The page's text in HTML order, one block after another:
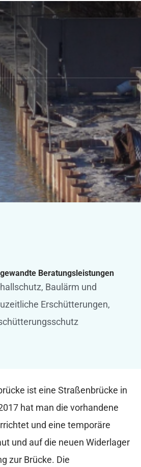
Webinar-Reihe
Beratungsleistungen
, Baulärm und
Erschütterungen,
ist eine Straßenbrücke in
hat man die vorhandene
und eine temporäre
und auf die neuen Widerlager
zur Brücke. Die